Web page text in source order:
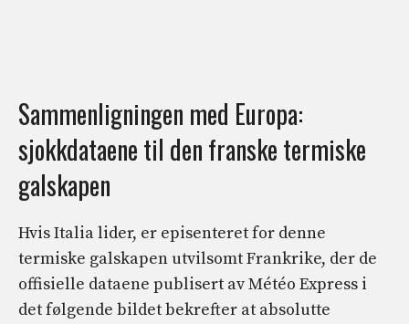
Sammenligningen med Europa:
sjokkdataene til den franske termiske
galskapen
Hvis Italia lider, er episenteret for denne
termiske galskapen utvilsomt Frankrike, der de
offisielle dataene publisert av Météo Express i
det følgende bildet bekrefter at absolutte